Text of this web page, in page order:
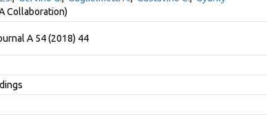
Collaboration)
A 54 (2018) 44